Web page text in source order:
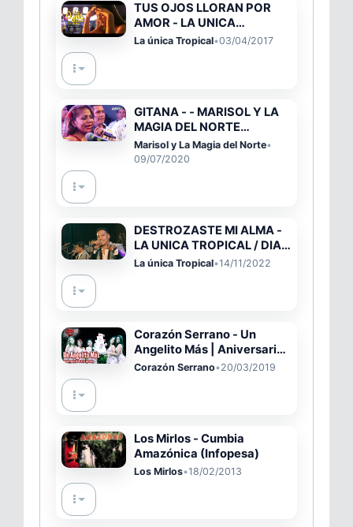
TUS OJOS LLORAN POR
AMOR - LA UNICA
TROPICAL (VIDEO OFICIAL)
La única Tropical•03/04/2017
GITANA - - MARISOL Y LA
MAGIA DEL NORTE
(OFFICIAL LIVE)
Marisol y La Magia del Norte•
09/07/2020
DESTROZASTE MI ALMA -
LA UNICA TROPICAL / DIA
DEL AMOR - HUARALINO
La única Tropical•14/11/2022
Corazón Serrano - Un
Angelito Más | Aniversario
26 En Vivo en Piura
Corazón Serrano•20/03/2019
Los Mirlos - Cumbia
Amazónica (Infopesa)
Los Mirlos•18/02/2013